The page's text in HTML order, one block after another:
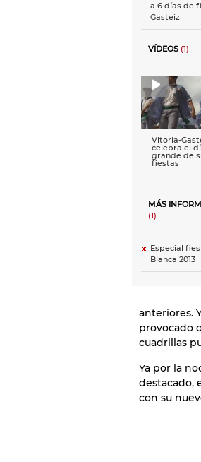
a 6 días de
Gasteiz
VÍDEOS (1)
Vitoria-
celebra el
grande de
fiestas
MÁS
(1)
Especial
Blanca 2013
anteriores.
provocado
cuadrillas
Ya por la
destacado,
con su